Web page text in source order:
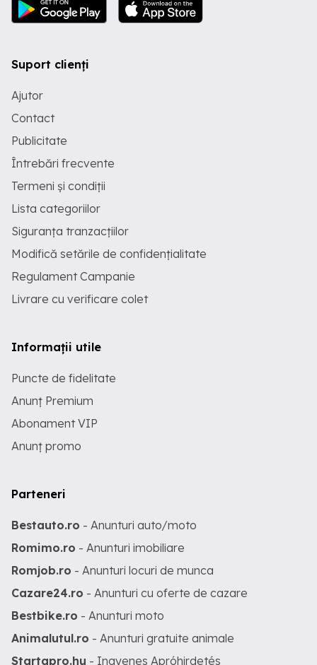
Suport clienți
Ajutor
Contact
Publicitate
Întrebări frecvente
Termeni și condiții
Lista categoriilor
Siguranța tranzacțiilor
Modifică setările de confidențialitate
Regulament Campanie
Livrare cu verificare colet
Informații utile
Puncte de fidelitate
Anunț Premium
Abonament VIP
Anunț promo
Parteneri
Bestauto.ro - Anunturi auto/moto
Romimo.ro - Anunturi imobiliare
Romjob.ro - Anunturi locuri de munca
Cazare24.ro - Anunturi cu oferte de cazare
Bestbike.ro - Anunturi moto
Animalutul.ro - Anunturi gratuite animale
Startapro.hu - Ingyenes Apróhirdetés